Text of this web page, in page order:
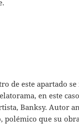
de este apartado
en este
Banksy. Autor
polémico que su